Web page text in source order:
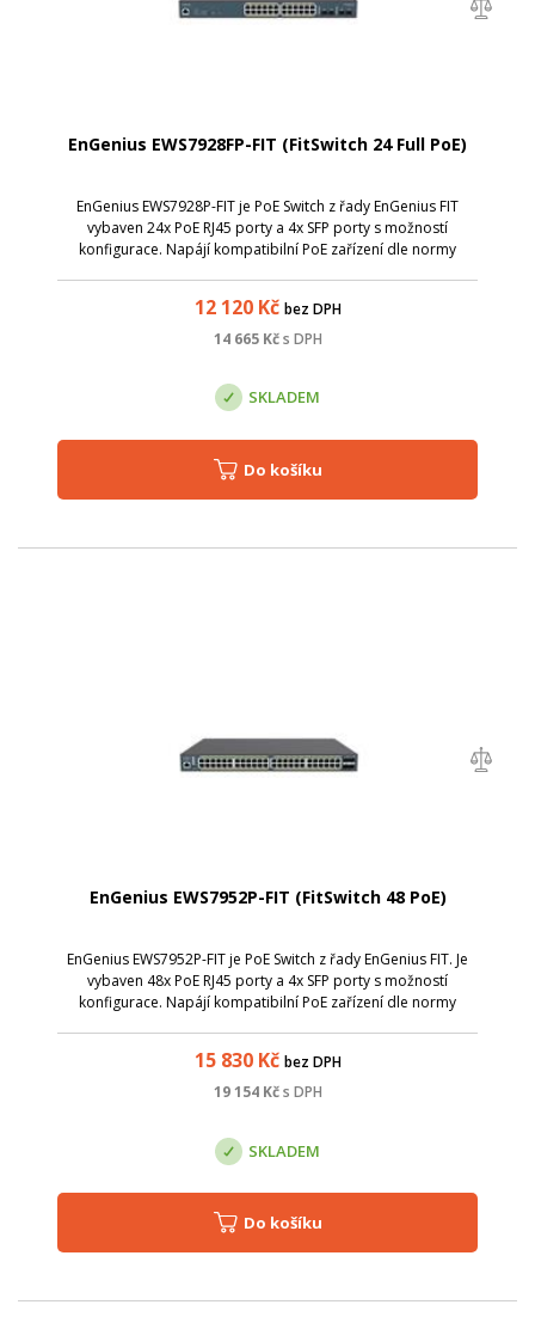
EnGenius EWS7928FP-FIT (FitSwitch 24 Full PoE)
EnGenius EWS7928P-FIT je PoE Switch z řady EnGenius FIT
vybaven 24x PoE RJ45 porty a 4x SFP porty s možností
konfigurace. Napájí kompatibilní PoE zařízení dle normy
12 120Kč bez DPH
14 665Kč s DPH
SKLADEM
Do košíku
EnGenius EWS7952P-FIT (FitSwitch 48 PoE)
EnGenius EWS7952P-FIT je PoE Switch z řady EnGenius FIT. Je
vybaven 48x PoE RJ45 porty a 4x SFP porty s možností
konfigurace. Napájí kompatibilní PoE zařízení dle normy
15 830Kč bez DPH
19 154Kč s DPH
SKLADEM
Do košíku